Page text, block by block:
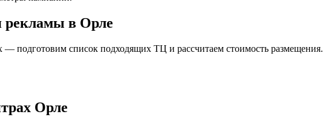
рекламы в Орле
— подготовим список подходящих ТЦ и рассчитаем стоимость размещения.
Орле